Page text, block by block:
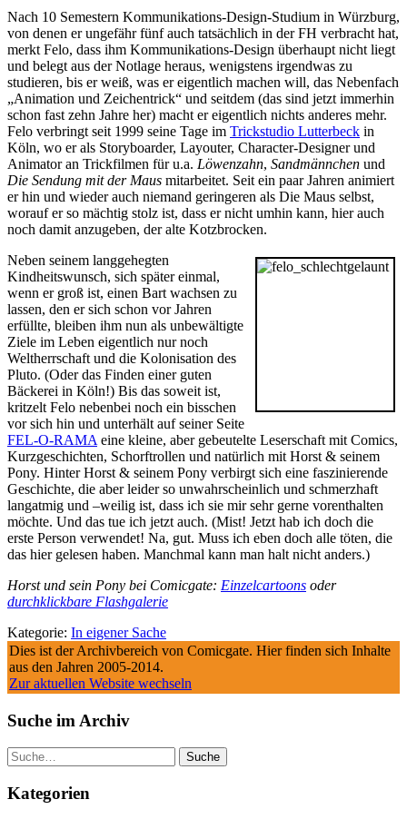
Nach 10 Semestern Kommunikations-Design-Studium in Würzburg,
von denen er ungefähr fünf auch tatsächlich in der FH verbracht hat,
merkt Felo, dass ihm Kommunikations-Design überhaupt nicht liegt
und belegt aus der Notlage heraus, wenigstens irgendwas zu
studieren, bis er weiß, was er eigentlich machen will, das Nebenfach
„Animation und Zeichentrick“ und seitdem (das sind jetzt immerhin
schon fast zehn Jahre her) macht er eigentlich nichts anderes mehr.
Felo verbringt seit 1999 seine Tage im Trickstudio Lutterbeck in
Köln, wo er als Storyboarder, Layouter, Character-Designer und
Animator an Trickfilmen für u.a. Löwenzahn, Sandmännchen und
Die Sendung mit der Maus mitarbeitet. Seit ein paar Jahren animiert
er hin und wieder auch niemand geringeren als Die Maus selbst,
worauf er so mächtig stolz ist, dass er nicht umhin kann, hier auch
noch damit anzugeben, der alte Kotzbrocken.
Neben seinem langgehegten
Kindheitswunsch, sich später einmal,
wenn er groß ist, einen Bart wachsen zu
lassen, den er sich schon vor Jahren
erfüllte, bleiben ihm nun als unbewältigte
Ziele im Leben eigentlich nur noch
Weltherrschaft und die Kolonisation des
Pluto. (Oder das Finden einer guten
Bäckerei in Köln!) Bis das soweit ist,
kritzelt Felo nebenbei noch ein bisschen
vor sich hin und unterhält auf seiner Seite
FEL-O-RAMA eine kleine, aber gebeutelte Leserschaft mit Comics,
Kurzgeschichten, Schorftrollen und natürlich mit Horst & seinem
Pony. Hinter Horst & seinem Pony verbirgt sich eine faszinierende
Geschichte, die aber leider so unwahrscheinlich und schmerzhaft
langatmig und –weilig ist, dass ich sie mir sehr gerne vorenthalten
möchte. Und das tue ich jetzt auch. (Mist! Jetzt hab ich doch die
erste Person verwendet! Na, gut. Muss ich eben doch alle töten, die
das hier gelesen haben. Manchmal kann man halt nicht anders.)
Horst und sein Pony bei Comicgate: Einzelcartoons oder
durchklickbare Flashgalerie
Kategorie: In eigener Sache
Dies ist der Archivbereich von Comicgate. Hier finden sich Inhalte
aus den Jahren 2005-2014.
Zur aktuellen Website wechseln
Suche im Archiv
Suche
Kategorien